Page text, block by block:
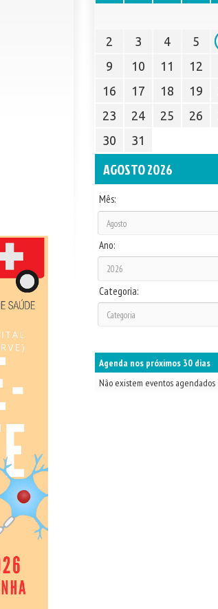
2
3 4 5
9
10 11 12
16
17 18 19
23
24 25 26
30
31
AGOSTO 2026
Mês:
Ano:
Categoria:
Agenda nos próximos 30 dias
Não existem eventos agendados